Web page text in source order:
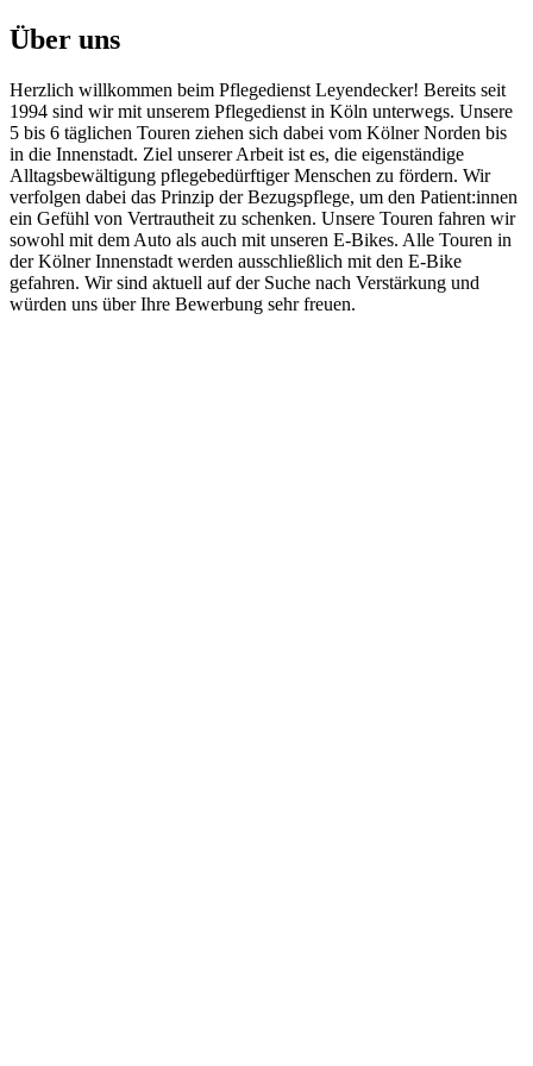
Über uns
Herzlich willkommen beim Pflegedienst Leyendecker! Bereits seit
1994 sind wir mit unserem Pflegedienst in Köln unterwegs. Unsere
5 bis 6 täglichen Touren ziehen sich dabei vom Kölner Norden bis
in die Innenstadt. Ziel unserer Arbeit ist es, die eigenständige
Alltagsbewältigung pflegebedürftiger Menschen zu fördern. Wir
verfolgen dabei das Prinzip der Bezugspflege, um den Patient:innen
ein Gefühl von Vertrautheit zu schenken. Unsere Touren fahren wir
sowohl mit dem Auto als auch mit unseren E-Bikes. Alle Touren in
der Kölner Innenstadt werden ausschließlich mit den E-Bike
gefahren. Wir sind aktuell auf der Suche nach Verstärkung und
würden uns über Ihre Bewerbung sehr freuen.